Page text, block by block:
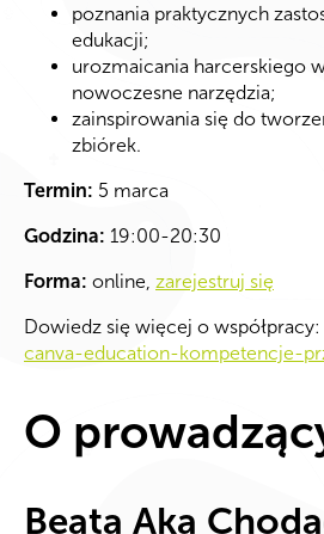
poznania praktycznych
edukacji;
urozmaicania harcerskiego
nowoczesne narzędzia;
zainspirowania się do
zbiórek.
Termin: 5 marca
Godzina: 19:00-20:30
Forma: online, zarejestruj się
Dowiedz się więcej o współpracy:
canva-education-kompetencje-
O
Beata Aka